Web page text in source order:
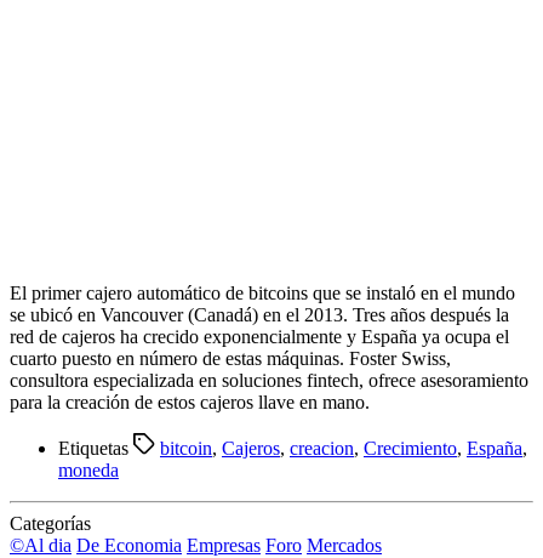
El primer cajero automático de bitcoins que se instaló en el mundo
se ubicó en Vancouver (Canadá) en el 2013. Tres años después la
red de cajeros ha crecido exponencialmente y España ya ocupa el
cuarto puesto en número de estas máquinas. Foster Swiss,
consultora especializada en soluciones fintech, ofrece asesoramiento
para la creación de estos cajeros llave en mano.
Etiquetas bitcoin, Cajeros, creacion, Crecimiento, España,
moneda
Categorías
©Al dia De Economia Empresas Foro Mercados